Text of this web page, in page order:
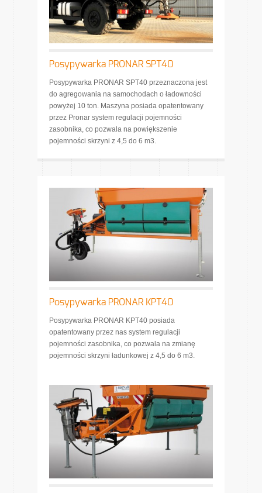
Posypywarka PRONAR SPT40
Posypywarka PRONAR SPT40 przeznaczona jest
do agregowania na samochodach o ładowności
powyżej 10 ton. Maszyna posiada opatentowany
przez Pronar system regulacji pojemności
zasobnika, co pozwala na powiększenie
pojemności skrzyni z 4,5 do 6 m3.
Posypywarka PRONAR KPT40
Posypywarka PRONAR KPT40 posiada
opatentowany przez nas system regulacji
pojemności zasobnika, co pozwala na zmianę
pojemności skrzyni ładunkowej z 4,5 do 6 m3.